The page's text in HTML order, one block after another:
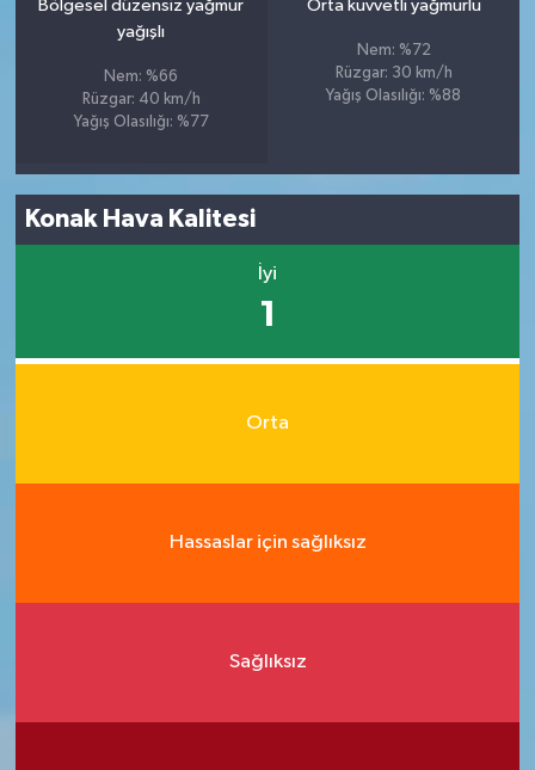
Bölgesel düzensiz yağmur
yağışlı
Nem: %66
Rüzgar: 40 km/h
Yağış Olasılığı: %77
Orta kuvvetli yağmurlu
Nem: %72
Rüzgar: 30 km/h
Yağış Olasılığı: %88
Konak Hava Kalitesi
İyi
1
Orta
Hassaslar için sağlıksız
Sağlıksız